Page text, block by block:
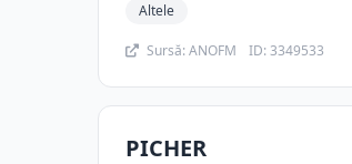
Altele
Sursă: ANOFM ID: 3349533
PICHER